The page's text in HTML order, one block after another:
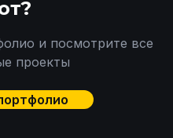
и посмотрите все
проекты